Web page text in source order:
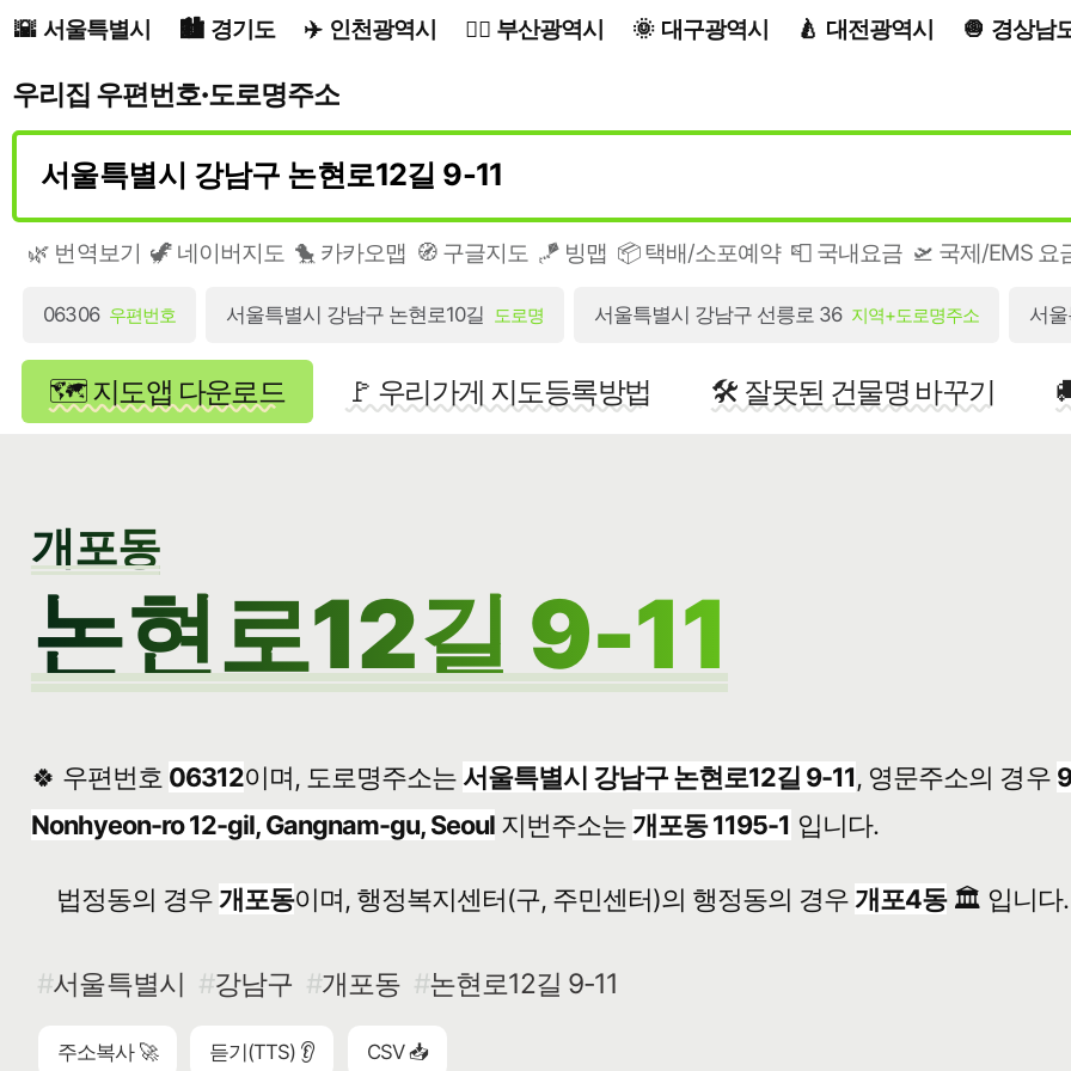
서울특별시 경기도 인천광역시 부산광역시 대구광역시 대전광역시 경상남
우리집 우편번호·도로명주소
🌿 번역보기 🦖 네이버지도 🐤 카카오맵 🧭 구글지도 🪁 빙맵 📦 택배/소포예약 📮 국내요금 🛫 국제/EMS 요
06306 우편번호 서울특별시 강남구 논현로10길 도로명 서울특별시 강남구 선릉로 36 지역+도로명주소 서
🗺️ 지도앱 다운로드 🚩 우리가게 지도등록방법 🛠️ 잘못된 건물명 바꾸기
개포동
논현로12길 9-11
🍀 우편번호 06312이며, 도로명주소는 서울특별시 강남구 논현로12길 9-11, 영문주소의 경우
Nonhyeon-ro 12-gil, Gangnam-gu, Seoul 지번주소는개포동 1195-1 입니다.
법정동의 경우개포동이며, 행정복지센터(구, 주민센터)의 행정동의 경우개포4동🏛️ 입니다.
서울특별시 강남구 개포동 논현로12길 9-11
주소복사 🚀 듣기(TTS) 👂 CSV 📥